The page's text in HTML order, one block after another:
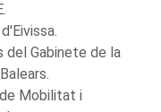
Gabinete de la
Mobilitat i